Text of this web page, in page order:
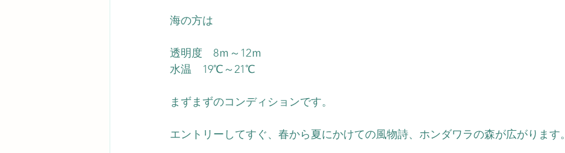
海の方は
透明度　8ｍ～12ｍ
水温　19℃～21℃
まずまずのコンディションです。
エントリーしてすぐ、春から夏にかけての風物詩、ホンダワラの森が広がります。